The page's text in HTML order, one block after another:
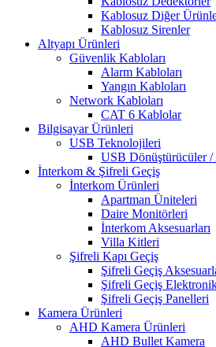
Kablosuz Diğer
Kablosuz Sirenler
Altyapı Ürünleri
Güvenlik Kabloları
Alarm Kabloları
Yangın Kabloları
Network Kabloları
CAT 6 Kablolar
Bilgisayar Ürünleri
USB Teknolojileri
USB Dönüştürücüler /
İnterkom & Şifreli Geçiş
İnterkom Ürünleri
Apartman Üniteleri
Daire Monitörleri
İnterkom Aksesuarları
Villa Kitleri
Şifreli Kapı Geçiş
Şifreli Geçiş
Şifreli Geçiş
Şifreli Geçiş Panelleri
Kamera Ürünleri
AHD Kamera Ürünleri
AHD Bullet Kamera